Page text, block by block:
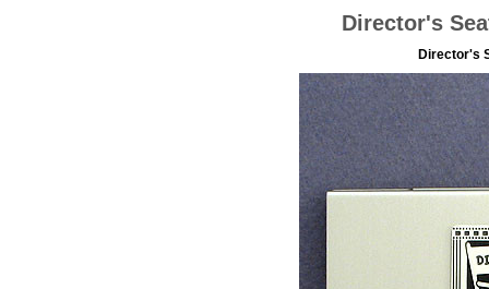
Director's
Director's